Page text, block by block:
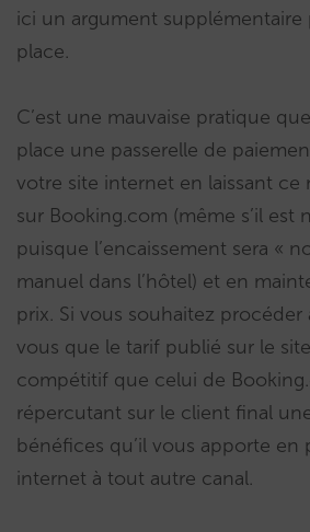
ici un argument
place.
C’est une mauvaise pratique
place une passerelle de
votre site internet en laissant ce
sur Booking.com (même s’il est
puisque l’encaissement sera «
manuel dans l’hôtel) et en
prix. Si vous souhaitez procéder
vous que le tarif publié sur le
compétitif que celui de
répercutant sur le client final
bénéfices qu’il vous apporte en
internet à tout autre canal.